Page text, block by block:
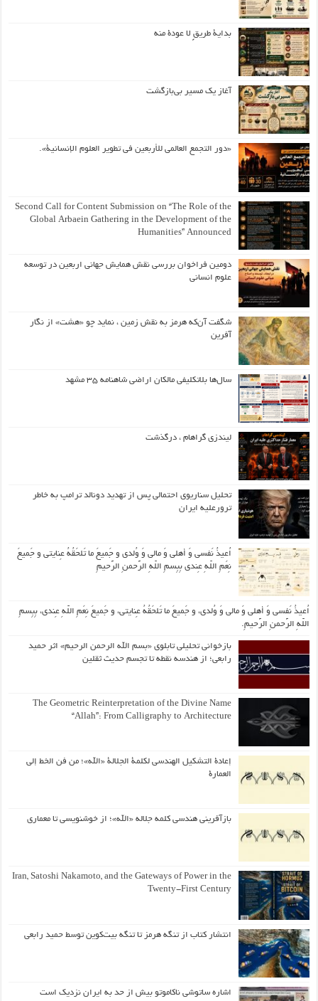
بداية طريقٍ لا عودة منه
آغاز یک مسیر بی‌بازگشت
«دور التجمع العالمي للأربعين في تطوير العلوم الإنسانية».
Second Call for Content Submission on “The Role of the
Global Arbaein Gathering in the Development of the
Humanities” Announced
دومین فراخوان بررسی نقش همایش جهانی اربعین در توسعه
علوم انسانی
شگفت آن‌که هرمز به نقش زمین ، نماید چو «هشت» از نگار
آفرین
سال‌ها بلاتکلیفی مالکان اراضی شاهنامه ۳۵ مشهد
لیندزی گراهام ، درگذشت
تحلیل سناریوی احتمالی پس از تهدید دونالد ترامپ به خاطر
ترورعلیه ایران
اُعیذُ نَفسی وَ أهلی وَ مالی وَ وُلدی و جَمیعَ ما تَلحَقُهُ عِنایتی و جَمیعَ
نِعَمِ اللّهِ عِندی بِبِسمِ اللّهِ الرَّحمنِ الرَّحیمِ
اُعیذُ نَفسی وَ أهلی وَ مالی وَ وُلدی، و جَمیعَ ما تَلحَقُهُ عِنایتی، و جَمیعَ نِعَمِ اللّهِ عِندی، بِبِسمِ
اللّهِ الرَّحمنِ الرَّحیمِ.
بازخوانی تحلیلی تابلوی «بسم الله الرحمن الرحیم» اثر حمید
رابعی؛ از هندسه نقطه تا تجسم حدیث ثقلین
The Geometric Reinterpretation of the Divine Name
“Allah”: From Calligraphy to Architecture
إعادة التشكيل الهندسي لكلمة الجلالة «الله»؛ من فن الخط إلى
العمارة
بازآفرینی هندسی کلمه جلاله «الله»؛ از خوشنویسی تا معماری
Iran, Satoshi Nakamoto, and the Gateways of Power in the
Twenty-First Century
انتشار کتاب از تنگه هرمز تا تنگه بیت‌کوین توسط حمید رابعی
اشاره ساتوشی ناکاموتو بیش از حد به ایران نزدیک است